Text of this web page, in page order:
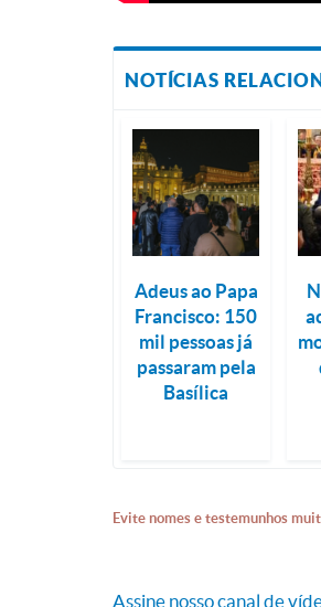
NOTÍCIAS
Adeus ao Papa
Francisco: 150
mil pessoas já
passaram pela
Basílica
Evite nomes e testemunhos
Assine nosso canal de